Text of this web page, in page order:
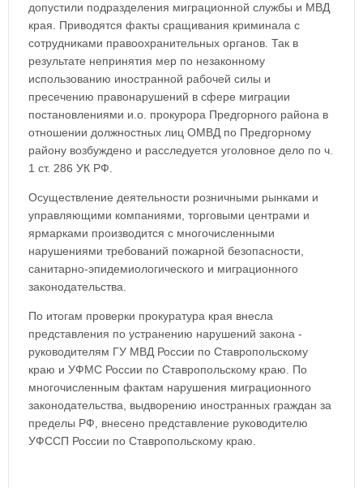
допустили подразделения миграционной службы и МВД
края. Приводятся факты сращивания криминала с
сотрудниками правоохранительных органов. Так в
результате непринятия мер по незаконному
использованию иностранной рабочей силы и
пресечению правонарушений в сфере миграции
постановлениями и.о. прокурора Предгорного района в
отношении должностных лиц ОМВД по Предгорному
району возбуждено и расследуется уголовное дело по ч.
1 ст. 286 УК РФ.
Осуществление деятельности розничными рынками и
управляющими компаниями, торговыми центрами и
ярмарками производится с многочисленными
нарушениями требований пожарной безопасности,
санитарно-эпидемиологического и миграционного
законодательства.
По итогам проверки прокуратура края внесла
представления по устранению нарушений закона -
руководителям ГУ МВД России по Ставропольскому
краю и УФМС России по Ставропольскому краю. По
многочисленным фактам нарушения миграционного
законодательства, выдворению иностранных граждан за
пределы РФ, внесено представление руководителю
УФССП России по Ставропольскому краю.